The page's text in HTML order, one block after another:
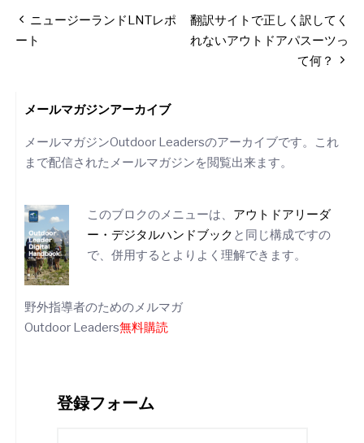
投
稿
ゲ
ー
シ
ン
ニュージーランドLNTレポ
ート
翻訳サイトで正しく訳してく
れないアウトドアパスーツっ
て何？
メールマガジンアーカイブ
メールマガジンOutdoor Leadersのアーカイブです。これ
まで配信されたメールマガジンを閲覧出来ます。
このブロクのメニューは、 アウトドアリーダ
ー・デジタルハンドブック と同じ構成ですの
で、併用するとよりよく理解できます。
野外指導者のためのメルマガ
Outdoor Leaders無料購読
登録フォーム